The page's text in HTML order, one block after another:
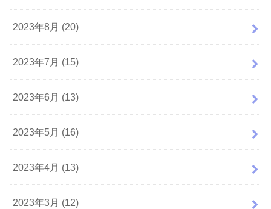
2023年8月 (20)
2023年7月 (15)
2023年6月 (13)
2023年5月 (16)
2023年4月 (13)
2023年3月 (12)